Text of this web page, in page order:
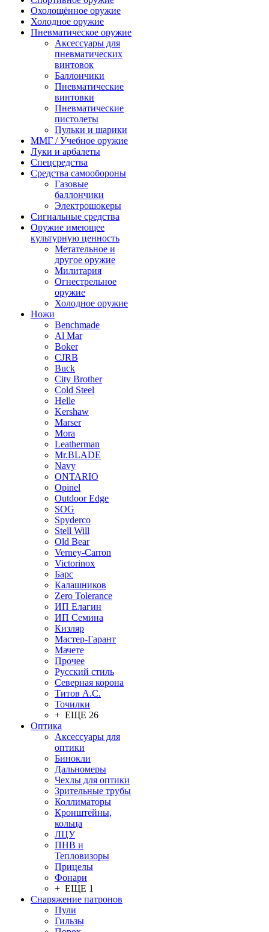
Охолощённое оружие
Холодное оружие
Пневматическое оружие
Аксессуары для
пневматических
винтовок
Баллончики
Пневматические
винтовки
Пневматические
пистолеты
Пульки и шарики
ММГ / Учебное оружие
Луки и арбалеты
Спецсредства
Средства самообороны
Газовые
баллончики
Электрошокеры
Сигнальные средства
Оружие имеющее
культурную ценность
Метательное и
другое оружие
Милитария
Огнестрельное
оружие
Холодное оружие
Ножи
Benchmade
Al Mar
Boker
CJRB
Buck
City Brother
Cold Steel
Helle
Kershaw
Marser
Mora
Leatherman
Mr.BLADE
Navy
ONTARIO
Opinel
Outdoor Edge
SOG
Spyderco
Stell Will
Old Bear
Verney-Carron
Victorinox
Барс
Калашников
Zero Tolerance
ИП Елагин
ИП Семина
Кизляр
Мастер-Гарант
Мачете
Прочее
Русский стиль
Северная корона
Титов А.С.
Точилки
+ ЕЩЕ 26
Оптика
Аксессуары для
оптики
Бинокли
Дальномеры
Чехлы для оптики
Зрительные трубы
Коллиматоры
Кронштейны,
кольца
ЛЦУ
ПНВ и
Тепловизоры
Прицелы
Фонари
+ ЕЩЕ 1
Снаряжение патронов
Пули
Гильзы